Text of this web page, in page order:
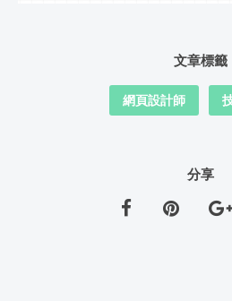
文章標籤
網頁設計師
分享